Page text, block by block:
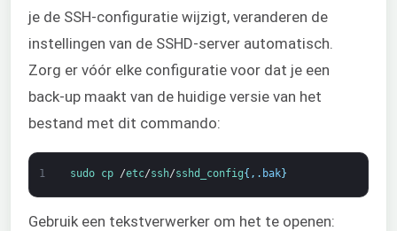
je de SSH-configuratie wijzigt, veranderen de
instellingen van de SSHD-server automatisch.
Zorg er vóór elke configuratie voor dat je een
back-up maakt van de huidige versie van het
bestand met dit commando:
1 sudo cp /etc/ssh/sshd_config{ , . bak}
Gebruik een tekstverwerker om het te openen: